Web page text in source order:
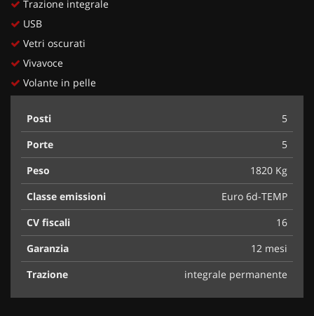
Trazione integrale
USB
Vetri oscurati
Vivavoce
Volante in pelle
Posti
5
Porte
5
Peso
1820 Kg
Classe emissioni
Euro 6d-TEMP
CV fiscali
16
Garanzia
12 mesi
Trazione
integrale permanente